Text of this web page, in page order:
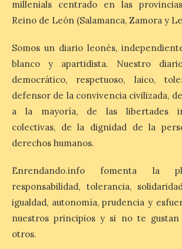
La Bañeza inicia sus
fiestas con el pregón a
Matilla
8 Ago 2026
El Ayuntamiento de La
Bañeza designa a Arturo
Martínez Matilla como
pregonero de las Fiestas
2026. Tendrá lugar este
comunicador astorgano Arturo Martínez
Matilla, […]
La I Feria de la Cerveza
Artesana de Astorga
millenials centrado en las
Reino de León (Salamanca, Zamora y
Somos un diario leonés,
blanco y apartidista. Nuestro
democrático, respetuoso, laico,
defensor de la convivencia civilizada,
a la mayoría, de las libertades
colectivas, de la dignidad de la
derechos humanos.
Enrendando.info fomenta la
responsabilidad, tolerancia,
igualdad, autonomía, prudencia y
nuestros principios y si no te gustan
otros.